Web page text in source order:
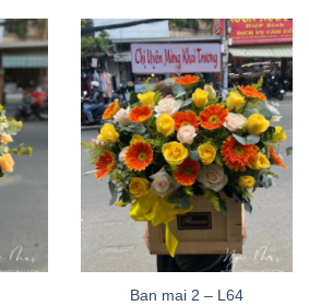
Ban mai 2 – L64